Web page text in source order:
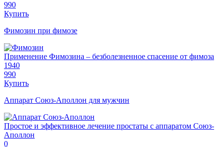
990
Купить
Фимозин при фимозе
Применение Фимозина – безболезненное спасение от фимоза
1940
990
Купить
Аппарат Союз-Аполлон для мужчин
Простое и эффективное лечение простаты с аппаратом Союз-
Аполлон
0